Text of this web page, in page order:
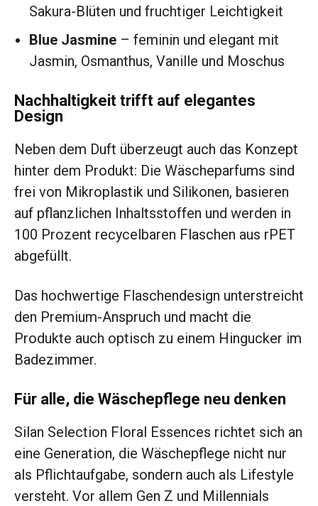
Sakura-Blüten und fruchtiger Leichtigkeit
Blue Jasmine – feminin und elegant mit
Jasmin, Osmanthus, Vanille und Moschus
Nachhaltigkeit trifft auf elegantes
Design
Neben dem Duft überzeugt auch das Konzept
hinter dem Produkt: Die Wäscheparfums sind
frei von Mikroplastik und Silikonen, basieren
auf pflanzlichen Inhaltsstoffen und werden in
100 Prozent recycelbaren Flaschen aus rPET
abgefüllt.
Das hochwertige Flaschendesign unterstreicht
den Premium-Anspruch und macht die
Produkte auch optisch zu einem Hingucker im
Badezimmer.
Für alle, die Wäschepflege neu denken
Silan Selection Floral Essences richtet sich an
eine Generation, die Wäschepflege nicht nur
als Pflichtaufgabe, sondern auch als Lifestyle
versteht. Vor allem Gen Z und Millennials